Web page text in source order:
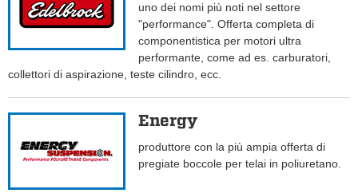
uno dei nomi più noti nel settore
"performance". Offerta completa di
componentistica per motori ultra
performante, come ad es. carburatori,
collettori di aspirazione, teste cilindro, ecc.
Energy
produttore con la più ampia offerta di
pregiate boccole per telai in poliuretano.